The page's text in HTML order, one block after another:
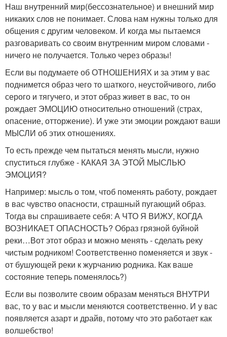
Наш внутренний мир(бессознательное) и внешний мир
никаких слов не понимает. Слова нам нужны только для
общения с другим человеком. И когда мы пытаемся
разговаривать со своим внутренним миром словами -
ничего не получается. Только через образы!
Если вы подумаете об ОТНОШЕНИЯХ и за этим у вас
поднимется образ чего то шаткого, неустойчивого, либо
серого и тягучего, и этот образ живет в вас, то он
рождает ЭМОЦИЮ относительно отношений (страх,
опасение, отторжение). И уже эти эмоции рождают ваши
МЫСЛИ об этих отношениях.
То есть прежде чем пытаться менять мысли, нужно
спуститься глубже - КАКАЯ ЗА ЭТОЙ МЫСЛЬЮ
ЭМОЦИЯ?
Например: мысль о том, чтоб поменять работу, рождает
в вас чувство опасности, страшный пугающий образ.
Тогда вы спрашиваете себя: А ЧТО Я ВИЖУ, КОГДА
ВОЗНИКАЕТ ОПАСНОСТЬ? Образ грязной буйной
реки…Вот этот образ и можно менять - сделать реку
чистым родником! Соответственно поменяется и звук -
от бушующей реки к журчанию родника. Как ваше
состояние теперь поменялось?)
Если вы позволите своим образам меняться ВНУТРИ
вас, то у вас и мысли меняются соответственно. И у вас
появляется азарт и драйв, потому что это работает как
волшебство!